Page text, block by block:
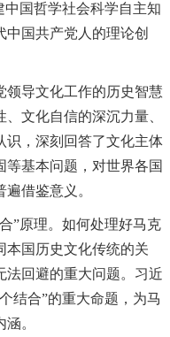
中国哲学社会科学自主知
国共产党人的理论创
导文化工作的历史智慧
文化自信的深沉力量、
识，深刻回答了文化主体
基本问题，对世界各国
借鉴意义。
原理。如何处理好马克
本国历史文化传统的关
法回避的重大问题。习近
结合”的重大命题，为马
。